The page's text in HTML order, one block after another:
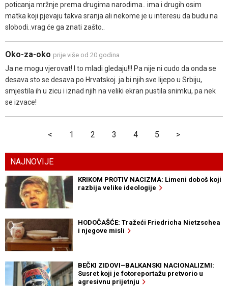
poticanja mržnje prema drugima narodima.. ima i drugih osim
matka koji pjevaju takva sranja ali nekome je u interesu da budu na
slobodi..vrag će ga znati zašto..
Oko-za-oko prije više od 20 godina
Ja ne mogu vjerovat! I to mladi gledaju!!! Pa nije ni cudo da onda se
desava sto se desava po Hrvatskoj. ja bi njih sve lijepo u Srbiju,
smjestila ih u zicu i iznad njih na veliki ekran pustila snimku, pa nek
se izvace!
< 1 2 3 4 5 >
NAJNOVIJE
KRIKOM PROTIV NACIZMA: Limeni doboš koji
razbija velike ideologije
HODOČAŠĆE: Tražeći Friedricha Nietzschea
i njegove misli
BEČKI ZIDOVI–BALKANSKI NACIONALIZMI:
Susret koji je fotoreportažu pretvorio u
agresivnu prijetnju